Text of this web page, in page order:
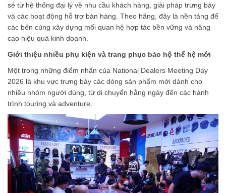
sẻ từ hệ thống đại lý về nhu cầu khách hàng, giải pháp trưng bày
và các hoạt động hỗ trợ bán hàng. Theo hãng, đây là nền tảng để
các bên cùng xây dựng mối quan hệ hợp tác bền vững và nâng
cao hiệu quả kinh doanh.
Giới thiệu nhiều phụ kiện và trang phục bảo hộ thế hệ mới
Một trong những điểm nhấn của National Dealers Meeting Day
2026 là khu vực trưng bày các dòng sản phẩm mới dành cho
nhiều nhóm người dùng, từ di chuyển hằng ngày đến các hành
trình touring và adventure.